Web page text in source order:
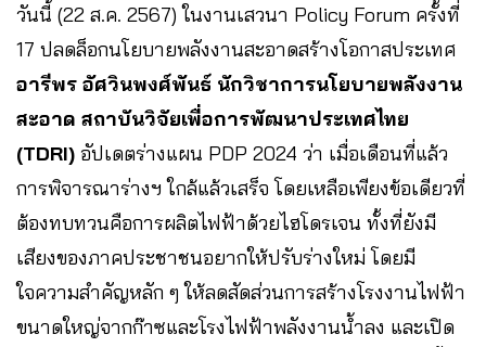
วันนี้ (22 ส.ค. 2567) ในงานเสวนา Policy Forum ครั้งที่
17 ปลดล็อกนโยบายพลังงานสะอาดสร้างโอกาสประเทศ
อารีพร อัศวินพงศ์พันธ์ นักวิชาการนโยบายพลังงาน
สะอาด สถาบันวิจัยเพื่อการพัฒนาประเทศไทย
(TDRI) อัปเดตร่างแผน PDP 2024 ว่า เมื่อเดือนที่แล้ว
การพิจารณาร่างฯ ใกล้แล้วเสร็จ โดยเหลือเพียงข้อเดียวที่
ต้องทบทวนคือการผลิตไฟฟ้าด้วยไฮโดรเจน ทั้งที่ยังมี
เสียงของภาคประชาชนอยากให้ปรับร่างใหม่ โดยมี
ใจความสำคัญหลัก ๆ ให้ลดสัดส่วนการสร้างโรงงานไฟฟ้า
ขนาดใหญ่จากก๊าซและโรงไฟฟ้าพลังงานน้ำลง และเปิด